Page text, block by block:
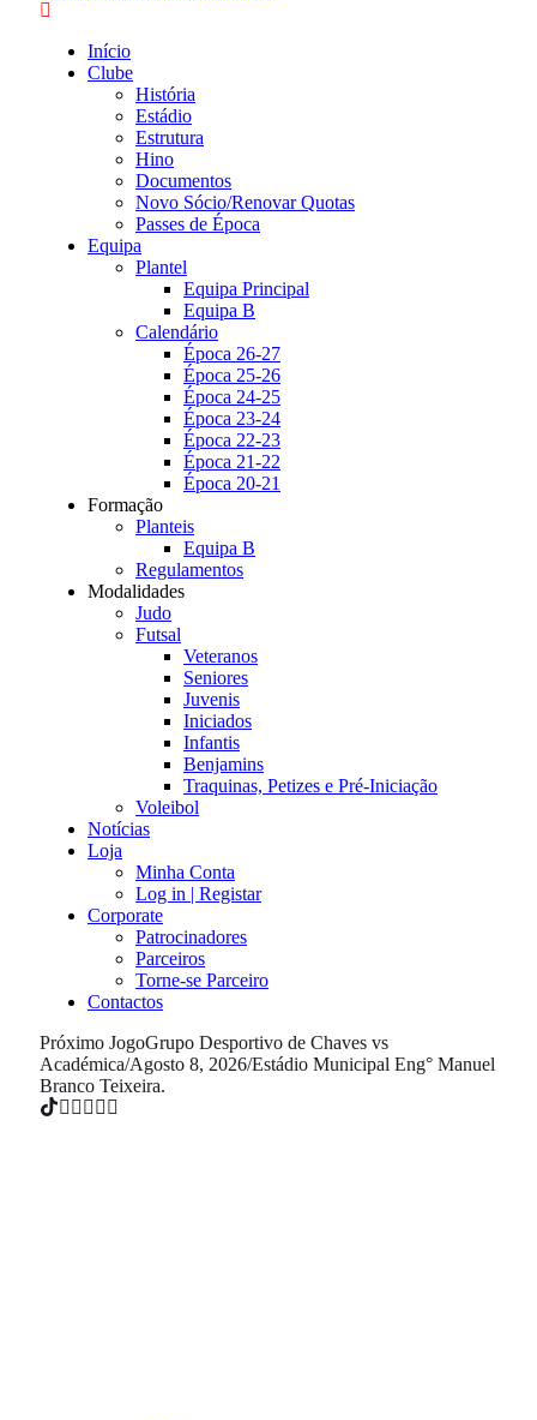
Início
Clube
História
Estádio
Estrutura
Hino
Documentos
Novo Sócio/Renovar Quotas
Passes de Época
Equipa
Plantel
Equipa Principal
Equipa B
Calendário
Época 26-27
Época 25-26
Época 24-25
Época 23-24
Época 22-23
Época 21-22
Época 20-21
Formação
Planteis
Equipa B
Regulamentos
Modalidades
Judo
Futsal
Veteranos
Seniores
Juvenis
Iniciados
Infantis
Benjamins
Traquinas, Petizes e Pré-Iniciação
Voleibol
Notícias
Loja
Minha Conta
Log in | Registar
Corporate
Patrocinadores
Parceiros
Torne-se Parceiro
Contactos
Próximo JogoGrupo Desportivo de Chaves vs
Académica/Agosto 8, 2026/Estádio Municipal Eng° Manuel
Branco Teixeira.